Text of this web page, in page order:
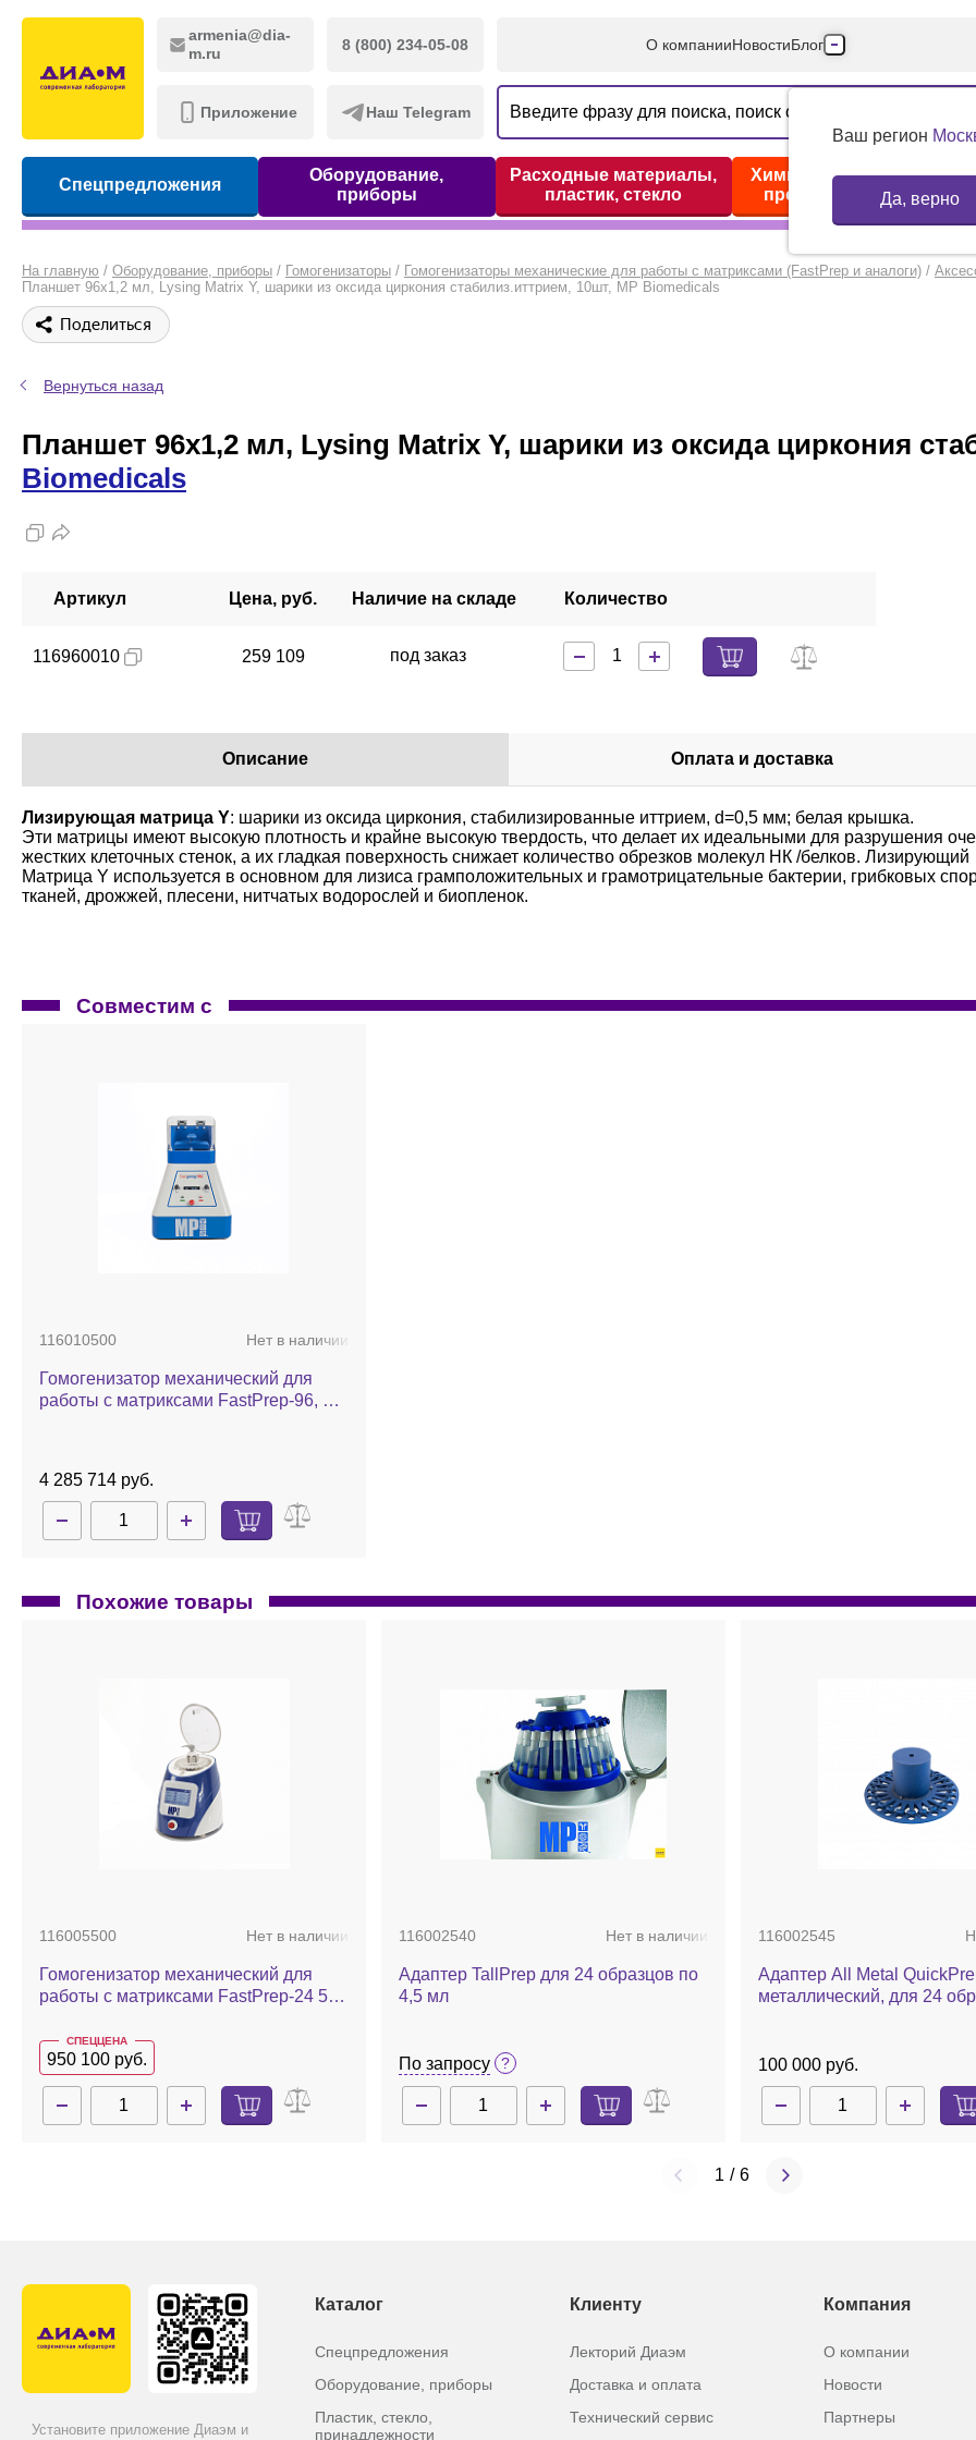
armenia@dia-
m.ru
8 (800) 234-05-08
Приложение Наш Telegram
О компанииНовостиБлог
Производители
Партнеры
Контакты
Ваш регион
Да, верно
Спецпредложения
Оборудование,
приборы
Расходные материалы,
пластик, стекло
Химические реактивы,
препараты, наборы
На главную / Оборудование, приборы / Гомогенизаторы / Гомогенизаторы механические для работы с матриксами (FastPrep и аналоги) /
Планшет 96х1,2 мл, Lysing Matrix Y, шарики из оксида циркония стабилиз.иттрием, 10шт, MP Biomedicals
Поделиться
Вернуться назад
Планшет 96х1,2 мл, Lysing Matrix Y, шарики из оксида циркония
Biomedicals
Артикул Цена, руб. Наличие на складе Количество
116960010 259 109 под заказ
Описание Оплата и доставка
Лизирующая матрица Y: шарики из оксида циркония, стабилизированные иттрием, d=0,5 мм; белая крышка.
Эти матрицы имеют высокую плотность и крайне высокую твердость, что делает их идеальными для разрушения
жестких клеточных стенок, а их гладкая поверхность снижает количество обрезков молекул НК /белков. Лизирующий
Матрица Y используется в основном для лизиса грамположительных и грамотрицательные бактерии, грибковых
тканей, дрожжей, плесени, нитчатых водорослей и биопленок.
Совместим с
116010500 Нет в наличии
Гомогенизатор механический для
работы с матриксами FastPrep-96, с
4 285 714 руб.
Похожие товары
116005500 Нет в наличии
Гомогенизатор механический для
работы с матриксами FastPrep-24 5G,
СПЕЦЦЕНА
950 100 руб.
116002540 Нет в наличии
Адаптер TallPrep для 24 образцов по
4,5 мл
По запросу
116002545
Адаптер All Metal
металлический, для 24
100 000 руб.
1 / 6
Установите приложение Диаэм и
Каталог
Спецпредложения
Оборудование, приборы
Пластик, стекло,
принадлежности
Клиенту
Лекторий Диаэм
Доставка и оплата
Технический сервис
Компания
О компании
Новости
Партнеры